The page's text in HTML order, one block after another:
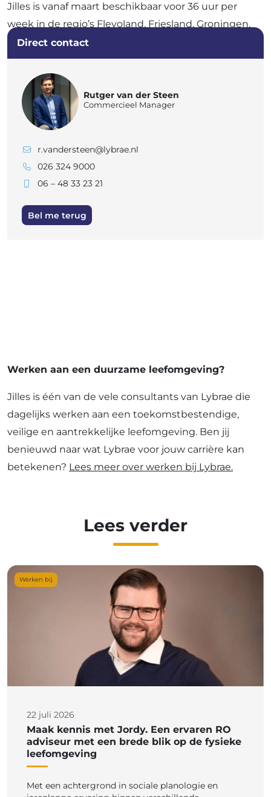
Jilles is vanaf maart beschikbaar voor 36 uur per
week in de regio’s Flevoland, Friesland, Groningen,
Drenthe en Overijssel.
Rutger van der Steen.
Direct contact
Rutger van der Steen
Commercieel Manager
r.vandersteen@lybrae.nl
026 324 9000
06 – 48 33 23 21
Bel me terug
Werken aan een duurzame leefomgeving?
Jilles is één van de vele consultants van Lybrae die
dagelijks werken aan een toekomstbestendige,
veilige en aantrekkelijke leefomgeving. Ben jij
benieuwd naar wat Lybrae voor jouw carrière kan
betekenen? Lees meer over werken bij Lybrae.
Lees verder
Werken bij
22 juli 2026
Maak kennis met Jordy. Een ervaren RO
adviseur met een brede blik op de fysieke
leefomgeving
Met een achtergrond in sociale planologie en